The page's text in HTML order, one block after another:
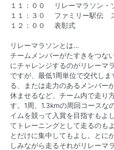
１１：００ リレーマラソン・
１１：３０ ファミリー駅伝 ス
１２：００ 表彰式
リレーマラソンとは…
チームメンバーがたすきをつな
にチャレンジするのがリレーマ
ですが、最低1周単位で交代し
る、または走力のあるメンバー
休ませるなど、チーム内で走り
す。1周、1.3kmの周回コースな
イムを競って入賞を目指すもよ
てトレーニングとして走るのも
とだけに集中してもよし。とに
しみながら走るそれがリレーマ